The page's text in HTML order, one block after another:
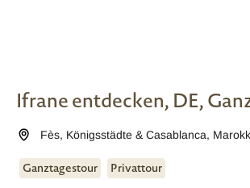
Ifrane entdecken, DE,
Fès, Königsstädte & Casablanca,
Ganztagestour Privattour